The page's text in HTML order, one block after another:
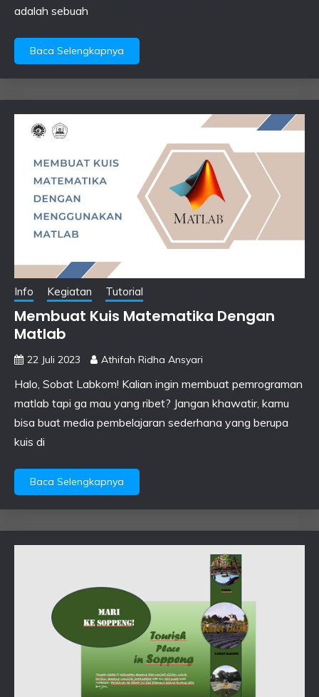
adalah sebuah
Baca Selengkapnya
Info Kegiatan Tutorial
Membuat Kuis Matematika Dengan
Matlab
22 Juli 2023 Athifah Ridha Ansyari
Halo, Sobat Labkom! Kalian ingin membuat pemrograman
matlab tapi ga mau yang ribet? Jangan khawatir, kamu
bisa buat media pembelajaran sederhana yang berupa
kuis di
Baca Selengkapnya